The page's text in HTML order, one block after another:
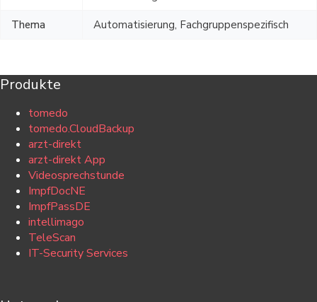
Thema Automatisierung, Fachgruppenspezifisch
Produkte
tomedo
tomedo.CloudBackup
arzt-direkt
arzt-direkt App
Videosprechstunde
ImpfDocNE
ImpfPassDE
intellimago
TeleScan
IT-Security Services